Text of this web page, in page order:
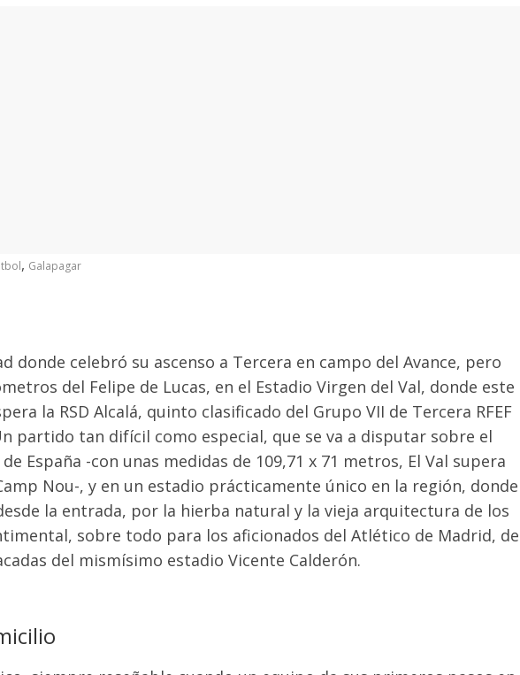
, Galapagar
donde celebró su ascenso a Tercera en campo del Avance, pero
del Felipe de Lucas, en el Estadio Virgen del Val, donde este
la RSD Alcalá, quinto clasificado del Grupo VII de Tercera RFEF
partido tan difícil como especial, que se va a disputar sobre el
España -con unas medidas de 109,71 x 71 metros, El Val supera
Nou-, y en un estadio prácticamente único en la región, donde
la entrada, por la hierba natural y la vieja arquitectura de los
sobre todo para los aficionados del Atlético de Madrid, de
del mismísimo estadio Vicente Calderón.